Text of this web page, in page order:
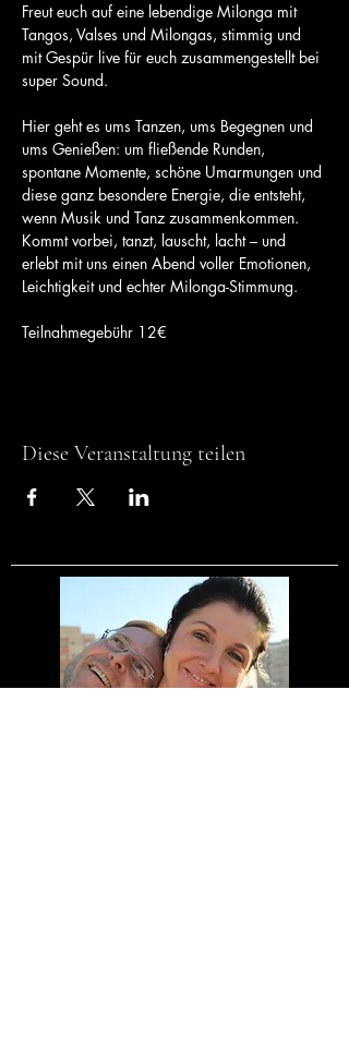
Freut euch auf eine lebendige Milonga mit
Tangos, Valses und Milongas, stimmig und
mit Gespür live für euch zusammengestellt bei
super Sound.
Hier geht es ums Tanzen, ums Begegnen und
ums Genießen: um fließende Runden,
spontane Momente, schöne Umarmungen und
diese ganz besondere Energie, die entsteht,
wenn Musik und Tanz zusammenkommen.
Kommt vorbei, tanzt, lauscht, lacht – und
erlebt mit uns einen Abend voller Emotionen,
Leichtigkeit und echter Milonga-Stimmung.
Teilnahmegebühr 12€
Diese Veranstaltung teilen